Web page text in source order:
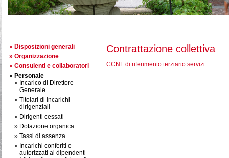
Disposizioni generali
Organizzazione
Consulenti e collaboratori
Personale
Incarico di Direttore
Generale
Titolari di incarichi
dirigenziali
Dirigenti cessati
Dotazione organica
Tassi di assenza
Incarichi conferiti e
autorizzati ai dipendenti
Contrattazione collettiva
CCNL di riferimento terziario servizi